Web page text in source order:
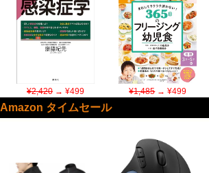
¥2,420→ ¥499 ¥1,485→ ¥499
Amazon タイムセール